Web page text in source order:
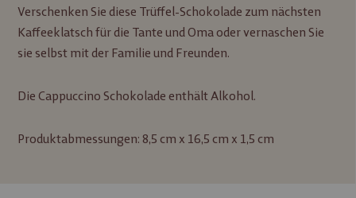
Verschenken Sie diese Trüffel-Schokolade zum nächsten
Kaffeeklatsch für die Tante und Oma oder vernaschen Sie
sie selbst mit der Familie und Freunden.
Die Cappuccino Schokolade enthält Alkohol.
Produktabmessungen: 8,5 cm x 16,5 cm x 1,5 cm